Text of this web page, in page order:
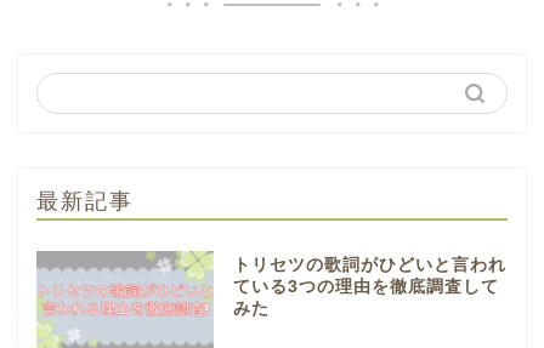
最新記事
トリセツの歌詞がひどいと言われ
ている3つの理由を徹底調査して
みた